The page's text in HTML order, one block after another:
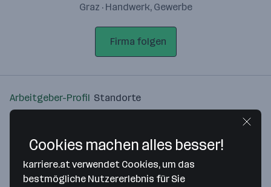
Graz · Handwerk, Gewerbe
Firma folgen
Arbeitgeber-Profil Standorte
Cookies machen alles besser!
karriere.at verwendet Cookies, um das
bestmögliche Nutzererlebnis für Sie